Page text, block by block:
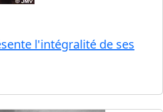
l'intégralité de ses